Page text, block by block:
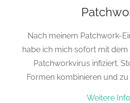
Nach meinem Patchwork-
habe ich mich sofort mit
Patchworkvirus infiziert.
Formen kombinieren und zu
Weitere